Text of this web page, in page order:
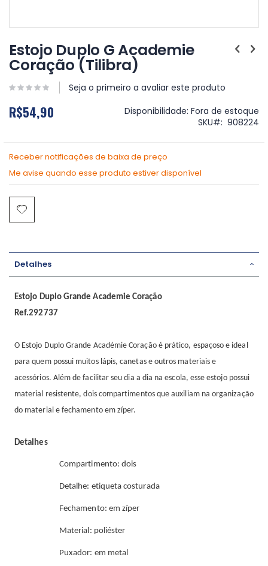
para
o
início
Galeria
imagens
Estojo Duplo G Academie
Coração (Tilibra)
Seja o primeiro a avaliar este produto
R$54,90 Disponibilidade: Fora de estoque
SKU
908224
Receber notificações de baixa de preço
Me avise quando esse produto estiver disponível
Detalhes
Estojo Duplo Grande Academie Coração
Ref.292737
O Estojo Duplo Grande Académie Coração é prático, espaçoso e ideal
para quem possui muitos lápis, canetas e outros materiais e
acessórios. Além de facilitar seu dia a dia na escola, esse estojo possui
material resistente, dois compartimentos que auxiliam na organização
do material e fechamento em zíper.
Detalhes
Compartimento: dois
Detalhe: etiqueta costurada
Fechamento: em zíper
Material: poliéster
Puxador: em metal